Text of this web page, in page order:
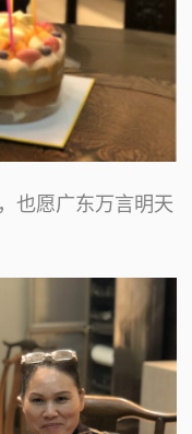
也愿广东万言明天